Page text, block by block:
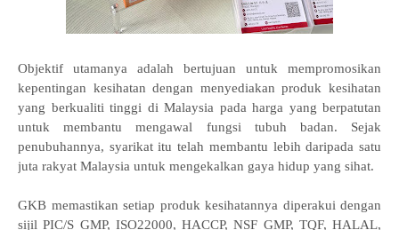
Objektif utamanya adalah bertujuan untuk mempromosikan
kepentingan kesihatan dengan menyediakan produk kesihatan
yang berkualiti tinggi di Malaysia pada harga yang berpatutan
untuk membantu mengawal fungsi tubuh badan. Sejak
penubuhannya, syarikat itu telah membantu lebih daripada satu
juta rakyat Malaysia untuk mengekalkan gaya hidup yang sihat.
GKB memastikan setiap produk kesihatannya diperakui dengan
sijil PIC/S GMP, ISO22000, HACCP, NSF GMP, TQF, HALAL,